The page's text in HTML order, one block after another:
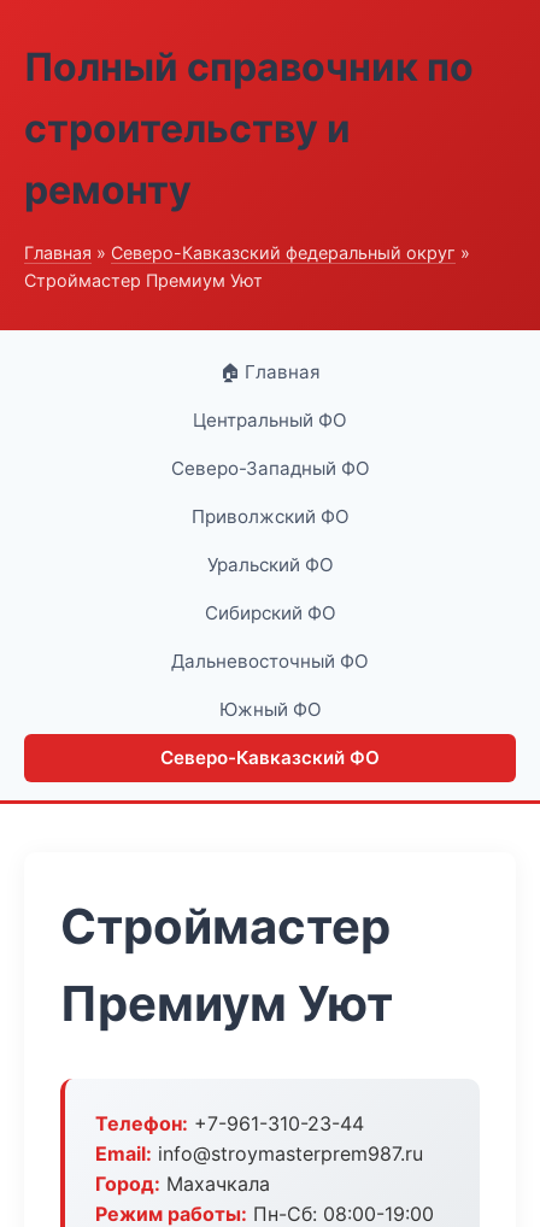
Полный справочник по
строительству и
ремонту
Главная » Северо-Кавказский федеральный округ »
Строймастер Премиум Уют
🏠 Главная
Центральный ФО
Северо-Западный ФО
Приволжский ФО
Уральский ФО
Сибирский ФО
Дальневосточный ФО
Южный ФО
Северо-Кавказский ФО
Строймастер
Премиум Уют
Телефон: +7-961-310-23-44
Email: info@stroymasterprem987.ru
Город: Махачкала
Режим работы: Пн-Сб: 08:00-19:00